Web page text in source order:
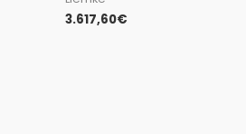
3.617,60€